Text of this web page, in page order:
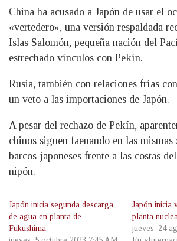
China ha acusado a Japón de usar el
«vertedero», una versión respaldada
Islas Salomón, pequeña nación del
estrechado vínculos con Pekín.
Rusia, también con relaciones frías
un veto a las importaciones de Japón.
A pesar del rechazo de Pekín,
chinos siguen faenando en las mismas
barcos japoneses frente a las costas
nipón.
Japón inicia segunda descarga
de agua en planta de
Fukushima
Japón inicia
planta
jueves, 24